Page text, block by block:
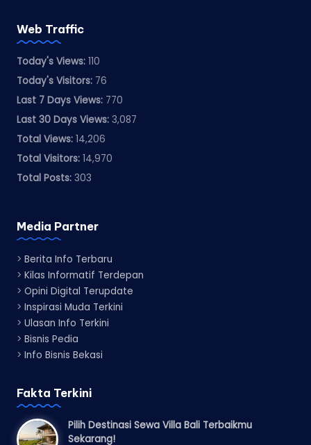
Web Traffic
Today's Views: 110
Today's Visitors: 76
Last 7 Days Views: 770
Last 30 Days Views: 3,087
Total Views: 14,206
Total Visitors: 14,970
Total Posts: 303
Media Partner
> Berita Info Terbaru
> Kilas Informatif Terdepan
> Opini Digital Terupdate
> Inspirasi Muda Terkini
> Ulasan Info Terkini
> Bisnis Pedia
> Info Bisnis Bekasi
Fakta Terkini
Pilih Destinasi Sewa Villa Bali Terbaikmu
Sekarang!